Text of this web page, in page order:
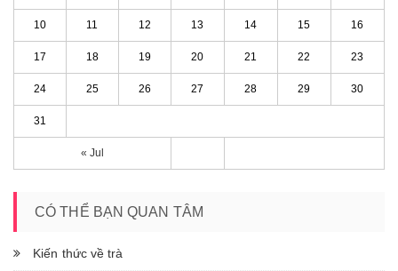
« Jul
10 11 12 13 14 15 16
17 18 19 20 21 22 23
24 25 26 27 28 29 30
31
CÓ THỂ BẠN QUAN TÂM
Kiến thức về trà